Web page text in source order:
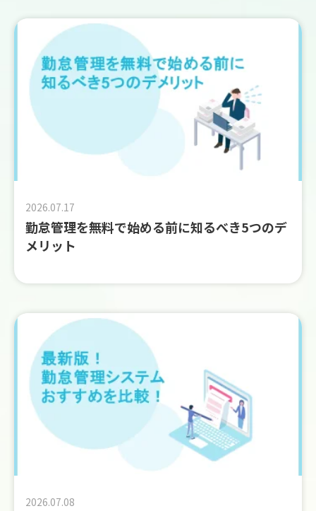
2026.07.17
勤怠管理を無料で始める前に知るべき5つのデ
メリット
2026.07.08